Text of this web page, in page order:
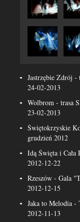
Jastrzębie Zdrój
24-02-2013
Wolbrom - trasa
23-02-2013
Świętokrzyskie
grudzień 2012
Idą Święta i Cała
2012-12-22
Rzeszów - Gala
2012-12-15
Jaka to Melodia -
2012-11-13